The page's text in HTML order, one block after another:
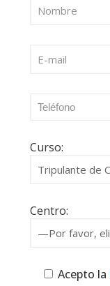
Curso:
Centro:
Acepto la